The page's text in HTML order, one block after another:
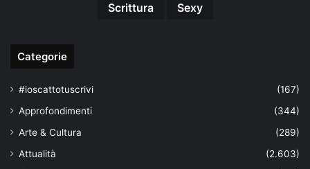
Scrittura
Sexy
Categorie
#ioscattotuscrivi
(167)
Approfondimenti
(344)
Arte & Cultura
(289)
Attualità
(2.603)